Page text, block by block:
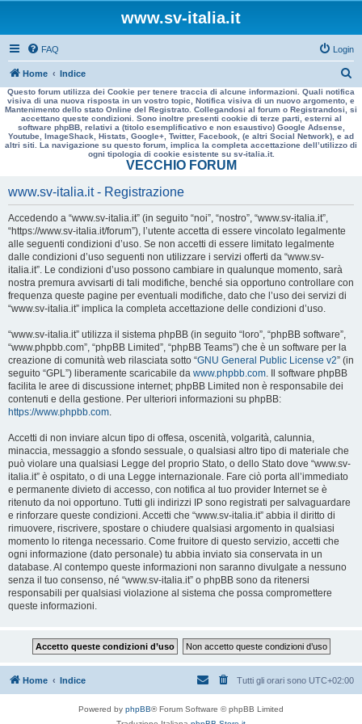
www.sv-italia.it
FAQ Login
Home Indice
e
r
a
Questo forum utilizza dei Cookie per tenere traccia di alcune informazioni. Quali notifica
visiva di una nuova risposta in un vostro topic, Notifica visiva di un nuovo argomento, e
Mantenimento dello stato Online del Registrato. Collegandosi al forum o Registrandosi, si
accettano queste condizioni. Sono inoltre presenti cookie di terze parti, esterni al
software phpBB, relativi a (titolo esemplificativo e non esaustivo) Google Adsense,
Youtube, ImageShack, Histats, Google+, Twitter, Facebook, (e altri Social Network), e ad
altri siti. La navigazione su questo forum, implica la completa accettazione dell’utilizzo di
ogni tipologia di cookie esistente su sv-italia.it.
VECCHIO FORUM
www.sv-italia.it - Registrazione
Accedendo a “www.sv-italia.it” (in seguito “noi”, “nostro”, “www.sv-italia.it”,
“https://www.sv-italia.it/forum”), l’utente accetta di essere vincolato legalmente
alle seguenti condizioni d’uso. Se non accetti di essere limitato legalmente
dalle condizioni d’uso seguenti non utilizzare i servizi offerti da “www.sv-
italia.it”. Le condizioni d’uso possono cambiare in qualunque momento, sarà
nostra premura avvisarti di tali modifiche, benché sia opportuno controllare con
frequenza queste pagine per eventuali modifiche, dato che l’uso dei servizi di
“www.sv-italia.it” implica la completa accettazione delle condizioni d’uso.
“www.sv-italia.it” utilizza il sistema phpBB (in seguito “loro”, “phpBB software”,
“www.phpbb.com”, “phpBB Limited”, “phpBB Teams”) che è un software per la
creazione di comunità web rilasciata sotto “GNU General Public License v2” (in
seguito “GPL”) liberamente scaricabile da www.phpbb.com. Il software phpBB
facilita le aree di discussione internet; phpBB Limited non è responsabile dei
contenuti e della gestione. Per ulteriori informazioni su phpBB:
https://www.phpbb.com.
Accetti di non inviare alcun tipo di offesa, oscenità, volgarità, calunnia,
minaccia, messaggio a sfondo sessuale, o qualsiasi altro tipo di materiale che
può violare una qualsiasi Legge del proprio Stato, o dello Stato dove “www.sv-
italia.it” è ospitato, o di una Legge internazionale. Fare ciò porta all’immediato
e permanente divieto di accesso, con notifica al tuo provider Internet se è
ritenuto da noi opportuno. Tutti gli indirizzi IP sono registrati per salvaguardare
e rinforzare queste condizioni. Accetti che “www.sv-italia.it” abbia il diritto di
rimuovere, riscrivere, spostare o chiudere qualsiasi argomento in qualsiasi
momento lo ritenga necessario. Come fruitore di questo servizio, accetti che
ogni informazione (dato personale) tu abbia inviato sia conservata in un
database. Al contempo queste informazioni non saranno divulgate a nessuno
senza il tuo consenso, né “www.sv-italia.it” o phpBB sono da ritenersi
responsabili per qualsiasi violazione al sistema che possa compromettere
queste informazioni.
Home Indice Tutti gli orari sono UTC+02:00
Powered by phpBB® Forum Software © phpBB Limited